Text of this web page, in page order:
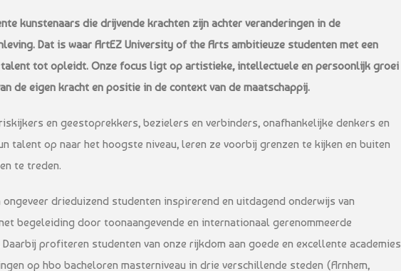
kunstenaars die drijvende krachten zijn achter veranderingen in de
Dat is waar ArtEZ University of the Arts ambitieuze studenten met een
tot opleidt. Onze focus ligt op artistieke, intellectuele en persoonlijk groei
de eigen kracht en positie in de context van de maatschappij.
en geestoprekkers, bezielers en verbinders, onafhankelijke denkers en
talent op naar het hoogste niveau, leren ze voorbij grenzen te kijken en buiten
te treden.
ongeveer drieduizend studenten inspirerend en uitdagend onderwijs van
begeleiding door toonaangevende en internationaal gerenommeerde
profiteren studenten van onze rijkdom aan goede en excellente academies
op hbo bacheloren masterniveau in drie verschillende steden (Arnhem,